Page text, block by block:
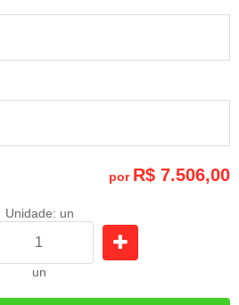
por R$ 7.506,00
Unidade: un
un